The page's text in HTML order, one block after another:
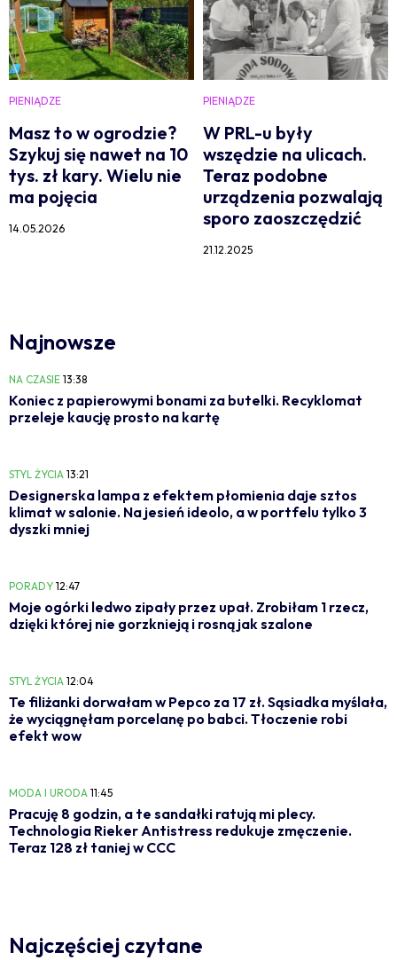
PIENIĄDZE
Masz to w ogrodzie?
Szykuj się nawet na 10
tys. zł kary. Wielu nie
ma pojęcia
14.05.2026
PIENIĄDZE
W PRL-u były
wszędzie na ulicach.
Teraz podobne
urządzenia pozwalają
sporo zaoszczędzić
21.12.2025
Najnowsze
NA CZASIE 13:38
Koniec z papierowymi bonami za butelki. Recyklomat
przeleje kaucję prosto na kartę
STYL ŻYCIA 13:21
Designerska lampa z efektem płomienia daje sztos
klimat w salonie. Na jesień ideolo, a w portfelu tylko 3
dyszki mniej
PORADY 12:47
Moje ogórki ledwo zipały przez upał. Zrobiłam 1 rzecz,
dzięki której nie gorzknieją i rosną jak szalone
STYL ŻYCIA 12:04
Te filiżanki dorwałam w Pepco za 17 zł. Sąsiadka myślała,
że wyciągnęłam porcelanę po babci. Tłoczenie robi
efekt wow
MODA I URODA 11:45
Pracuję 8 godzin, a te sandałki ratują mi plecy.
Technologia Rieker Antistress redukuje zmęczenie.
Teraz 128 zł taniej w CCC
Najczęściej czytane